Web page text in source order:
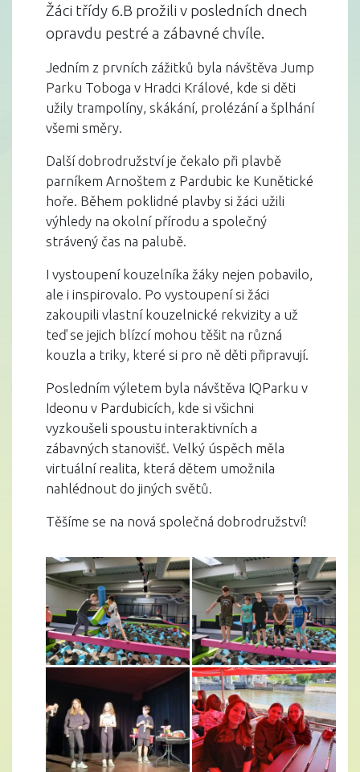
Žáci třídy 6.B prožili v posledních dnech
opravdu pestré a zábavné chvíle.
Jedním z prvních zážitků byla návštěva Jump
Parku Toboga v Hradci Králové, kde si děti
užily trampolíny, skákání, prolézání a šplhání
všemi směry.
Další dobrodružství je čekalo při plavbě
parníkem Arnoštem z Pardubic ke Kunětické
hoře. Během poklidné plavby si žáci užili
výhledy na okolní přírodu a společný
strávený čas na palubě.
I vystoupení kouzelníka žáky nejen pobavilo,
ale i inspirovalo. Po vystoupení si žáci
zakoupili vlastní kouzelnické rekvizity a už
teď se jejich blízcí mohou těšit na různá
kouzla a triky, které si pro ně děti připravují.
Posledním výletem byla návštěva IQParku v
Ideonu v Pardubicích, kde si všichni
vyzkoušeli spoustu interaktivních a
zábavných stanovišť. Velký úspěch měla
virtuální realita, která dětem umožnila
nahlédnout do jiných světů.
Těšíme se na nová společná dobrodružství!